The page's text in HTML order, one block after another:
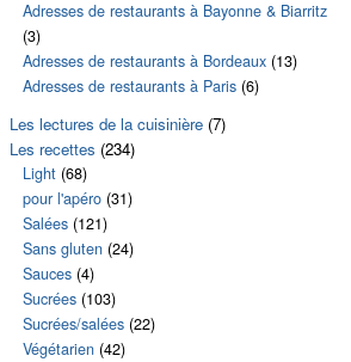
Adresses de restaurants à Bayonne & Biarritz
(3)
Adresses de restaurants à Bordeaux (13)
Adresses de restaurants à Paris (6)
Les lectures de la cuisinière (7)
Les recettes (234)
Light (68)
pour l'apéro (31)
Salées (121)
Sans gluten (24)
Sauces (4)
Sucrées (103)
Sucrées/salées (22)
Végétarien (42)